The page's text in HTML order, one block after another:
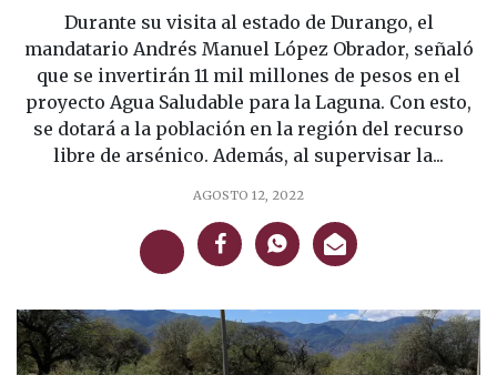
Durante su visita al estado de Durango, el
mandatario Andrés Manuel López Obrador, señaló
que se invertirán 11 mil millones de pesos en el
proyecto Agua Saludable para la Laguna. Con esto,
se dotará a la población en la región del recurso
libre de arsénico. Además, al supervisar la...
AGOSTO 12, 2022